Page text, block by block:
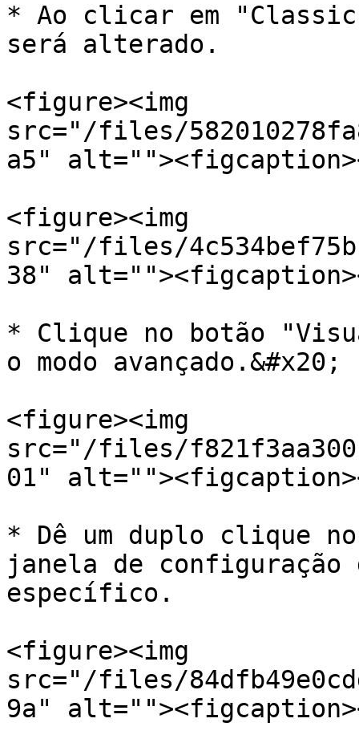
* Ao clicar em
será alterado.
<figure><img
src="/files/
a5"
<figure><img
src="/files/
38"
* Clique no botão
o modo avançado.&#x20;
<figure><img
src="/files/
01"
* Dê um duplo clique
janela de configuração
específico.
<figure><img
src="/files/
9a"